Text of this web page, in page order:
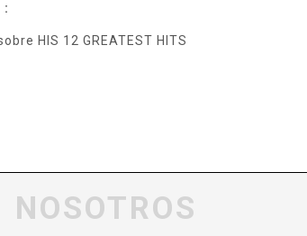
:
HIS 12 GREATEST HITS